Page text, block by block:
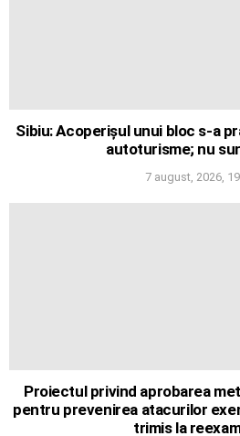
Sibiu: Acoperișul unui bloc s-a
autoturisme; nu
7 august, 2026,
Proiectul privind aprobarea
pentru prevenirea atacurilor
trimis la